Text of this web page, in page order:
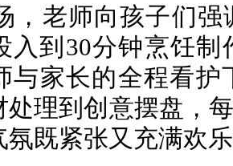
，老师向孩子们
入到30分钟烹饪
与家长的全程看
处理到创意摆盘，
氛既紧张又充满欢